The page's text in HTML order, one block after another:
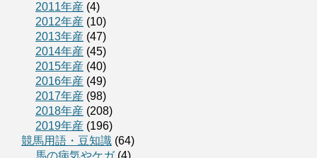
2011年産 (4)
2012年産 (10)
2013年産 (47)
2014年産 (45)
2015年産 (40)
2016年産 (49)
2017年産 (98)
2018年産 (208)
2019年産 (196)
競馬用語・豆知識 (64)
馬の病気やケガ(4)